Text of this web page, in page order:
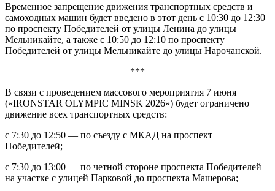
Временное запрещение движения транспортных средств и
самоходных машин будет введено в этот день с 10:30 до 12:30
по проспекту Победителей от улицы Ленина до улицы
Мельникайте, а также с 10:50 до 12:10 по проспекту
Победителей от улицы Мельникайте до улицы Нарочанской.
***
В связи с проведением массового мероприятия 7 июня
(«IRONSTAR OLYMPIC MINSK 2026») будет ограничено
движение всех транспортных средств:
с 7:30 до 12:50 — по съезду с МКАД на проспект
Победителей;
с 7:30 до 13:00 — по четной стороне проспекта Победителей
на участке с улицей Парковой до проспекта Машерова;